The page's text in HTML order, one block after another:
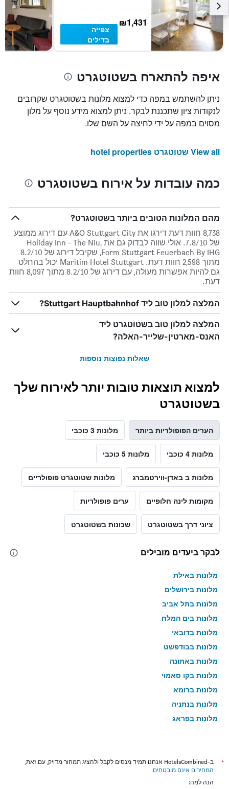
₪1,431
צפייה
בדילים
איפה להתארח בשטוטגרט
ניתן להשתמש במפה כדי למצוא מלונות בשטוטגרט שקרובים
לנקודות ציון שתכננת לבקר. ניתן למצוא מידע נוסף על מלון
מסוים במפה על ידי לחיצה על השם שלו.
View all שטוטגרט hotel properties
כמה עובדות על אירוח בשטוטגרט
מהם המלונות הטובים ביותר בשטוטגרט?
8,738 חוות דעת דירגו את A&O Stuttgart City עם דירוג ממוצע
של 7.8/10. אולי שווה לבדוק גם את Holiday Inn - The Niu,
Form Stuttgart Feuerbach By IHG, שקיבל דירוג של 8.2/10
מתוך 2,598 חוות דעת. Maritim Hotel Stuttgart יכול בהחלט
גם להיות אפשרות מעולה, עם דירוג של 8.2/10 מתוך 8,097 חוות
דעת.
המלצה למלון טוב ליד Stuttgart Hauptbahnhof?
המלצה למלון טוב בשטוטגרט ליד
האנס-מארטין-שלייר-האלה?
שאלות נפוצות נוספות
למצוא תוצאות טובות יותר לאירוח שלך
בשטוטגרט
הערים הפופולריות ביותר מלונות 3 כוכבי
מלונות 4 כוכבי מלונות 5 כוכבי
מלונות ב באדן-ווירטמברג מלונות שטוטגרט פופולריים
מקומות לינה חלופיים ערים פופולריות
ציוני דרך בשטוטגרט שכונות בשטוטגרט
לבקר ביעדים מובילים
מלונות באילת
מלונות בירושלים
מלונות בתל אביב
מלונות בים המלח
מלונות בדובאי
מלונות בבודפשט
מלונות באתונה
מלונות בקו סאמוי
מלונות ברומא
מלונות בנתניה
מלונות בפראג
מלונות בניו יורק
מלונות בבנגקוק
*
ב-HotelsCombined אנחנו תמיד מנסים לקבל ולהציג תמחור מדויק, עם זאת,
המחירים אינם מובטחים.
הנה למה: